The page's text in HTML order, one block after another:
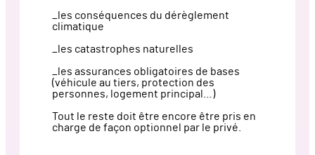
_les conséquences du dérèglement
climatique
_les catastrophes naturelles
_les assurances obligatoires de bases
(véhicule au tiers, protection des
personnes, logement principal…)
Tout le reste doit être encore être pris en
charge de façon optionnel par le privé.